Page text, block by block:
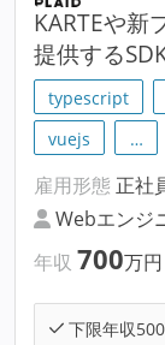
KARTEや新
提供する
typescript
vuejs
…
雇用形態 正社
Webエンジ
年収 700万円
下限年収